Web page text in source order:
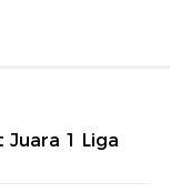
Juara 1 Liga